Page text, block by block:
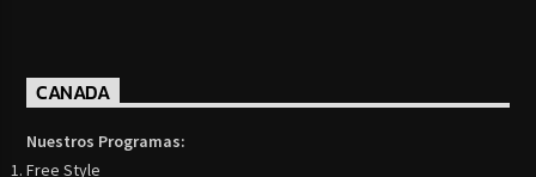
CANADA
Nuestros Programas:
Free Style